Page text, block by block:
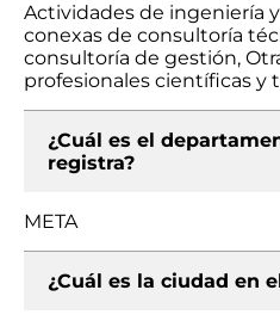
Actividades de ingeniería
conexas de consultoría
consultoría de gestión,
profesionales científicas y
¿Cuál es el
registra?
META
¿Cuál es la ciudad en